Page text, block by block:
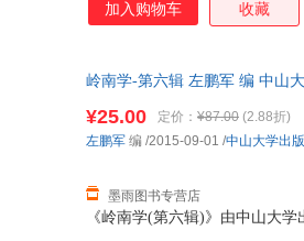
加入购物车 收藏
岭南学-第六辑 左鹏军 编 中山
《岭南学(第六辑)》由中山大
¥25.00 定价： ¥87.00 (2.88折)
墨雨图书专营店
左鹏军 编 /2015-09-01 /中山大学出